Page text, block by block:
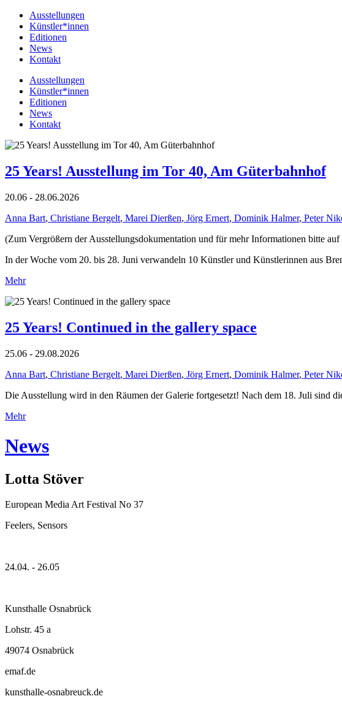
Ausstellungen
Künstler*innen
Editionen
News
Kontakt
Ausstellungen
Künstler*innen
Editionen
News
Kontakt
25 Years! Ausstellung im Tor 40, Am Güterbahnhof
20.06 - 28.06.2026
Anna Bart, Christiane Bergelt, Marei Dierßen, Jörg Ernert, Dominik Halmer, Peter
(Zum Vergrößern der Ausstellungsdokumentation und für mehr Informationen bitte
In der Woche vom 20. bis 28. Juni verwandeln 10 Künstler und Künstlerinnen aus
Mehr
25 Years! Continued in the gallery space
25.06 - 29.08.2026
Anna Bart, Christiane Bergelt, Marei Dierßen, Jörg Ernert, Dominik Halmer, Peter
Die Ausstellung wird in den Räumen der Galerie fortgesetzt! Nach dem 18. Juli sind
Mehr
News
Lotta Stöver
European Media Art Festival No 37
Feelers, Sensors
24.04. - 26.05
Kunsthalle Osnabrück
Lohstr. 45 a
49074 Osnabrück
emaf.de
kunsthalle-osnabreuck.de